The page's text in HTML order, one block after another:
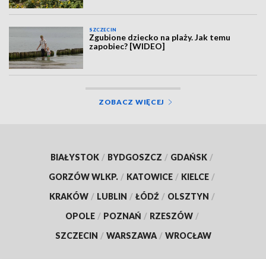
SZCZECIN
Zgubione dziecko na plaży. Jak temu
zapobiec? [WIDEO]
ZOBACZ WIĘCEJ
BIAŁYSTOK / BYDGOSZCZ / GDAŃSK /
GORZÓW WLKP. / KATOWICE / KIELCE /
KRAKÓW / LUBLIN / ŁÓDŹ / OLSZTYN /
OPOLE / POZNAŃ / RZESZÓW /
SZCZECIN / WARSZAWA / WROCŁAW